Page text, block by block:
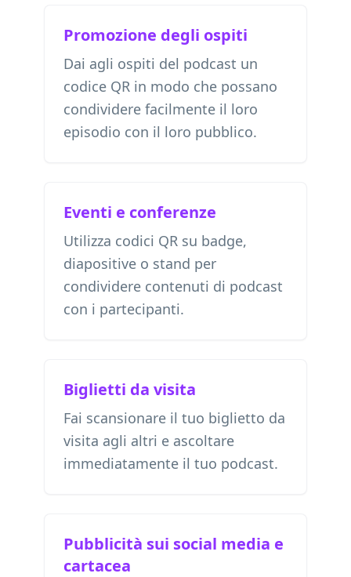
Promozione degli ospiti
Dai agli ospiti del podcast un
codice QR in modo che possano
condividere facilmente il loro
episodio con il loro pubblico.
Eventi e conferenze
Utilizza codici QR su badge,
diapositive o stand per
condividere contenuti di podcast
con i partecipanti.
Biglietti da visita
Fai scansionare il tuo biglietto da
visita agli altri e ascoltare
immediatamente il tuo podcast.
Pubblicità sui social media e
cartacea